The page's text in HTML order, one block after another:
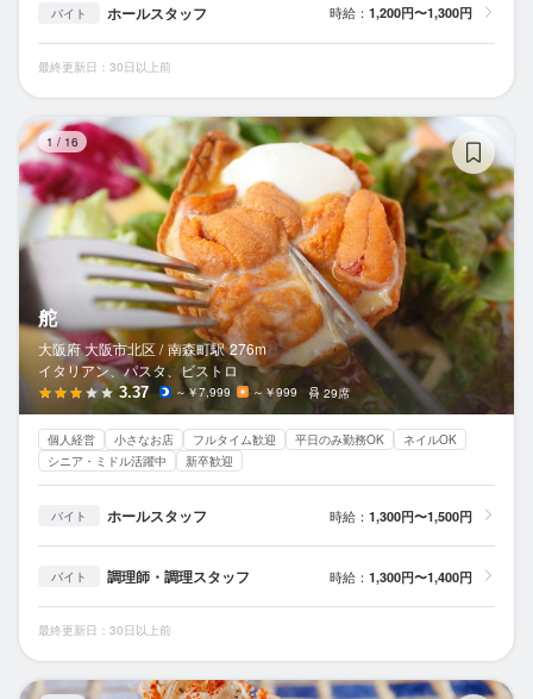
バイト ホールスタッフ 時給： 1,200円〜1,300円
最終更新日：30日以上前
1 / 16
舵
大阪府 大阪市北区 / 南森町駅 276m
イタリアン、パスタ、ビストロ
3.37 ～￥7,999 ～￥999 29席
個人経営 小さなお店 フルタイム歓迎 平日のみ勤務OK
ネイルOK
シニア・ミドル活躍中
新卒歓迎
バイト ホールスタッフ 時給： 1,300円〜1,500円
バイト 調理師・調理スタッフ 時給： 1,300円〜1,400円
最終更新日：30日以上前